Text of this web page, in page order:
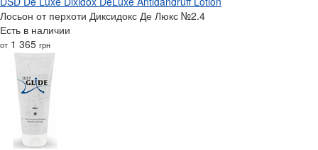
Лосьон от перхоти Диксидокс Де Люкс №2.4
Есть в наличии
от 1 365 грн